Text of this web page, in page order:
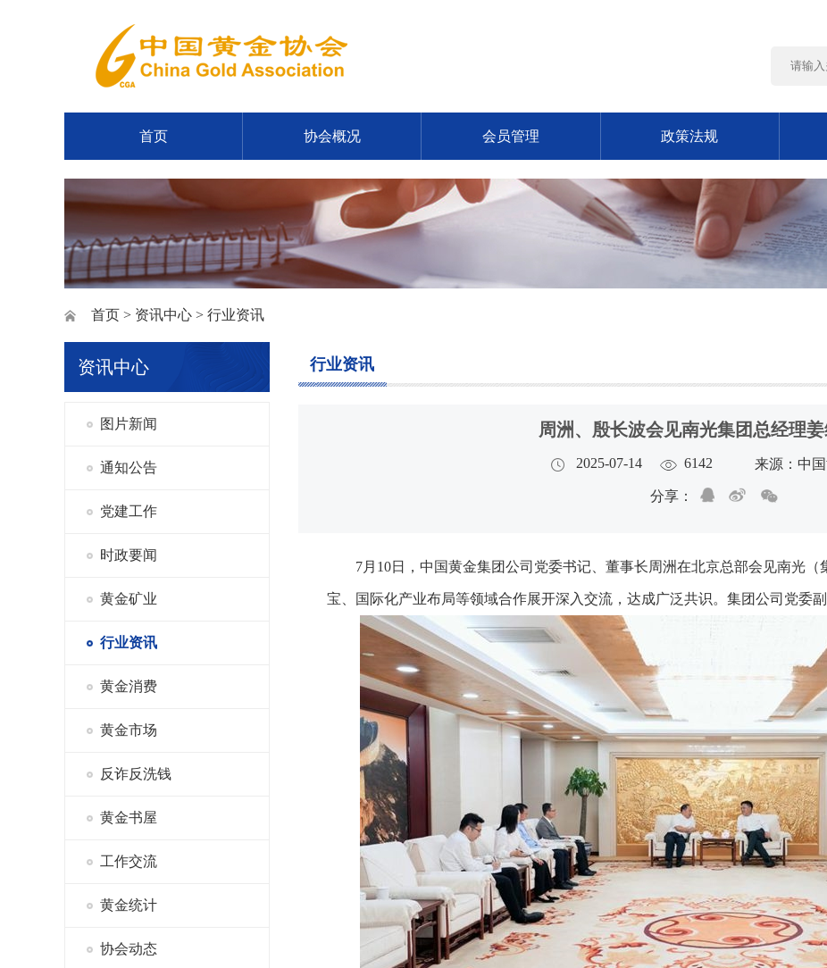
首页 协会概况 会员管理 政策法规
首页 > 资讯中心 > 行业资讯
资讯中心
图片新闻
通知公告
党建工作
时政要闻
黄金矿业
行业资讯
黄金消费
黄金市场
反诈反洗钱
黄金书屋
工作交流
黄金统计
协会动态
行业资讯
周洲、殷长波会见南光集团总经理
2025-07-14 6142 来源：中
分享：
7月10日，中国黄金集团公司党委书记、董事长周洲在北京总部会见南光
宝、国际化产业布局等领域合作展开深入交流，达成广泛共识。集团公司党委